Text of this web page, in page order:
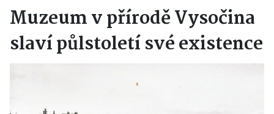
Muzeum v přírodě Vysočina
slaví půlstoletí své existence